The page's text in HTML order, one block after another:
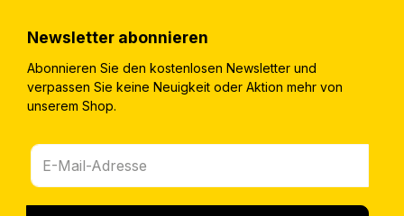
Newsletter abonnieren
Abonnieren Sie den kostenlosen Newsletter und
verpassen Sie keine Neuigkeit oder Aktion mehr von
unserem Shop.